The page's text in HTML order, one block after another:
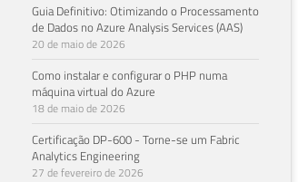
Guia Definitivo: Otimizando o Processamento
de Dados no Azure Analysis Services (AAS)
20 de maio de 2026
Como instalar e configurar o PHP numa
máquina virtual do Azure
18 de maio de 2026
Certificação DP-600 - Torne-se um Fabric
Analytics Engineering
27 de fevereiro de 2026